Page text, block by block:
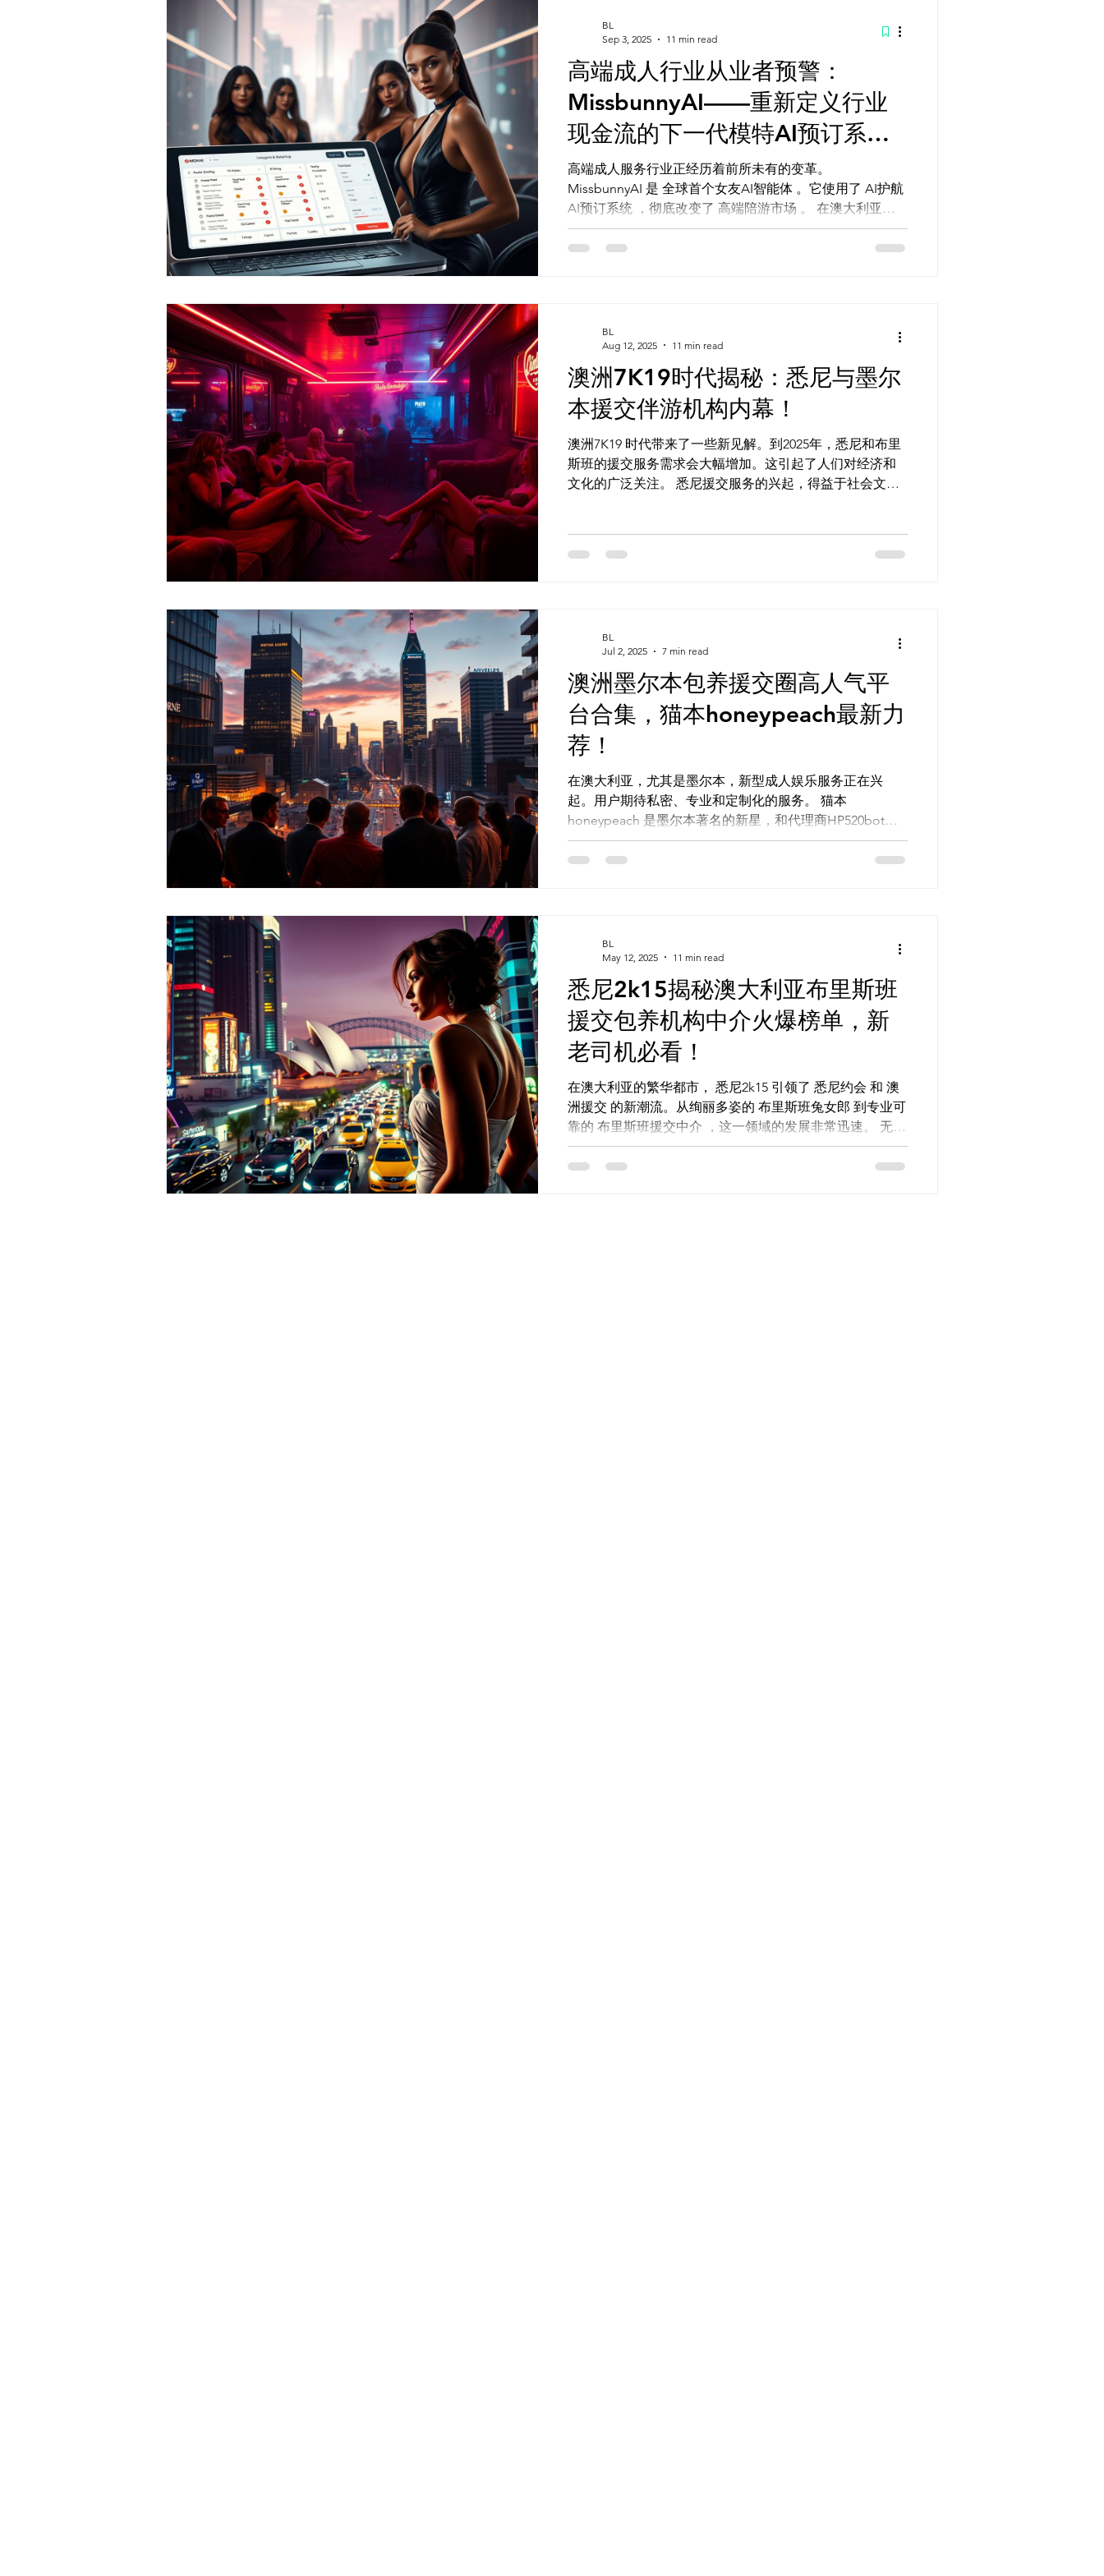
AI 工具 AI Tool AI 工具
AI 艺术馆 教程 灵感库 AI 新闻 AI 工具 AI 艺术馆 教程 灵感库 AI 新闻 AI 艺术馆
教程 灵感库 AI 工具
高端成人行业从业者预警：
MissbunnyAI——重新定义行业
现金流的下一代模特AI预订系
统！
高端成人服务行业正经历着前所未有的变革。
MissbunnyAI 是 全球首个女友AI智能体 。它使用了 AI护航
AI预订系统 ，彻底改变了 高端陪游市场 。 在澳大利亚，
MissbunnyAI引入了一个全新的AI平台。它提高了客户体
验，提升了运营效率和安全性。 ...
BL
Sep 3, 2025
11 min read
澳洲7K19时代揭秘：悉尼与墨尔
本援交伴游机构内幕！
澳洲7K19 时代带来了一些新见解。到2025年，悉尼和布里
斯班的援交服务需求会大幅增加。这引起了人们对经济和
文化的广泛关注。 悉尼援交服务的兴起，得益于社会文化
BL
Aug 12, 2025
11 min read
澳洲墨尔本包养援交圈高人气平
台合集，猫本honeypeach最新力
荐！
在澳大利亚，尤其是墨尔本，新型成人娱乐服务正在兴
起。用户期待私密、专业和定制化的服务。 猫本
honeypeach 是墨尔本著名的新星，和代理商HP520bot一
起，正在改变行业。 澳洲墨尔本兔女郎官方Telegram频
道：...
BL
Jul 2, 2025
7 min read
悉尼2k15揭秘澳大利亚布里斯班
援交包养机构中介火爆榜单，新
老司机必看！
在澳大利亚的繁华都市， 悉尼2k15 引领了 悉尼约会 和 澳
洲援交 的新潮流。从绚丽多姿的 布里斯班兔女郎 到专业可
靠的 布里斯班援交中介 ，这一领域的发展非常迅速。 无论
是寻求激情之旅的旅客，还是期望高端伴游体验的商务人
士，悉尼2k15都以安全可靠的服务获得了广泛好评...
BL
May 12, 2025
11 min read